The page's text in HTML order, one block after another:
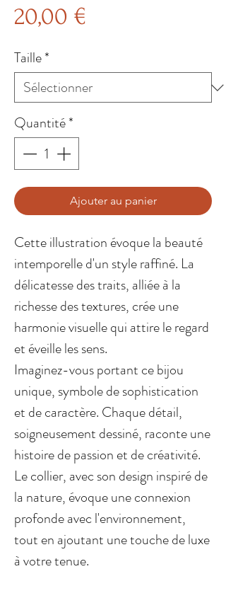
20,00 €
Taille*
Quantité*
Ajouter au panier
Cette illustration évoque la beauté
intemporelle d'un style raffiné. La
délicatesse des traits, alliée à la
richesse des textures, crée une
harmonie visuelle qui attire le regard
et éveille les sens.
Imaginez-vous portant ce bijou
unique, symbole de sophistication
et de caractère. Chaque détail,
soigneusement dessiné, raconte une
histoire de passion et de créativité.
Le collier, avec son design inspiré de
la nature, évoque une connexion
profonde avec l'environnement,
tout en ajoutant une touche de luxe
à votre tenue.